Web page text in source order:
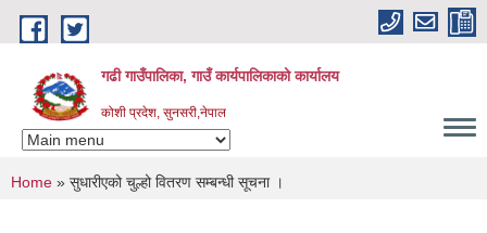
Skip to main content
गढी गाउँपालिका, गाउँ कार्यपालिकाको कार्यालय
कोशी प्रदेश, सुनसरी,नेपाल
You are here
Home » सुधारीएको चुल्हो वितरण सम्बन्धी सूचना ।